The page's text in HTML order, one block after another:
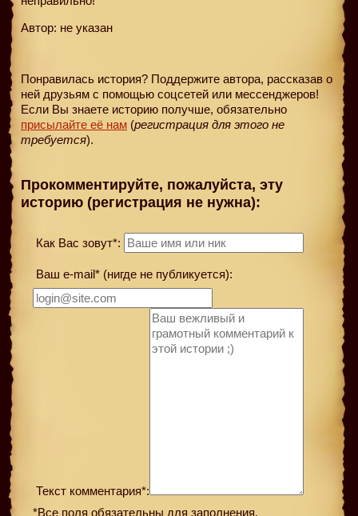
Автор: не указан
Понравилась история? Поддержите автора, рассказав о
ней друзьям с помощью соцсетей или мессенджеров!
Если Вы знаете историю получше, обязательно
присылайте её нам (регистрация для этого не
требуется).
Прокомментируйте, пожалуйста, эту
историю (регистрация не нужна):
Как Вас зовут*:
Ваш e-mail* (нигде не публикуется):
Текст комментария*:
*Все поля обязательны для заполнения.